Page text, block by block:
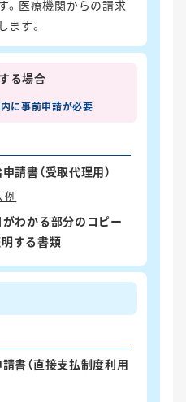
。医療機関からの請求
ます。
る場合
に事前申請が必要
請書（受取代理用）
例
わかる部分のコピー
する書類
書（直接支払制度利用